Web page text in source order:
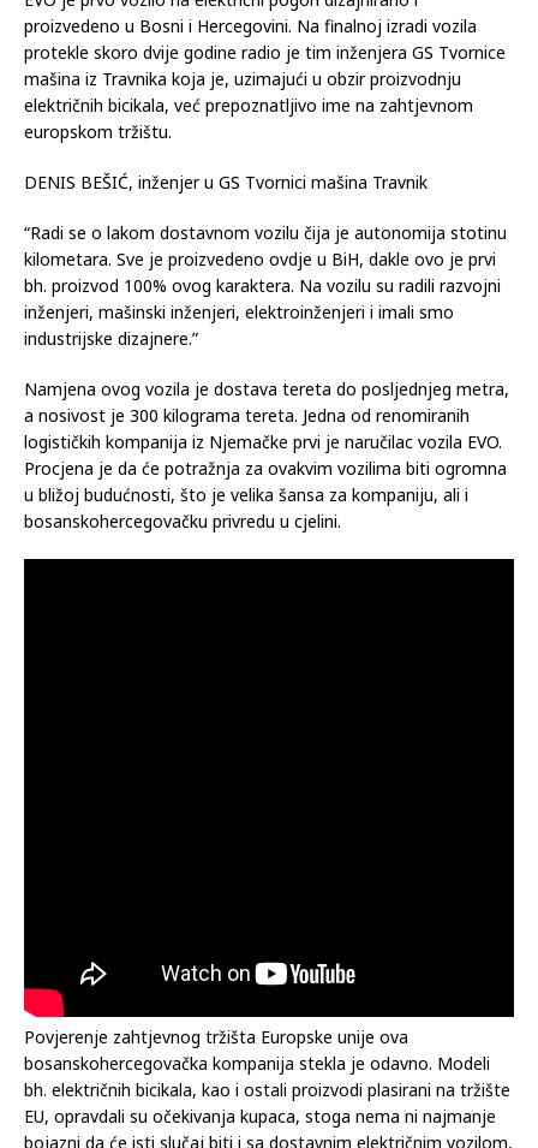
EVO je prvo vozilo na električni pogon dizajnirano i
proizvedeno u Bosni i Hercegovini. Na finalnoj izradi vozila
protekle skoro dvije godine radio je tim inženjera GS Tvornice
mašina iz Travnika koja je, uzimajući u obzir proizvodnju
električnih bicikala, već prepoznatljivo ime na zahtjevnom
europskom tržištu.
DENIS BEŠIĆ, inženjer u GS Tvornici mašina Travnik
“Radi se o lakom dostavnom vozilu čija je autonomija stotinu
kilometara. Sve je proizvedeno ovdje u BiH, dakle ovo je prvi
bh. proizvod 100% ovog karaktera. Na vozilu su radili razvojni
inženjeri, mašinski inženjeri, elektroinženjeri i imali smo
industrijske dizajnere.”
Namjena ovog vozila je dostava tereta do posljednjeg metra,
a nosivost je 300 kilograma tereta. Jedna od renomiranih
logističkih kompanija iz Njemačke prvi je naručilac vozila EVO.
Procjena je da će potražnja za ovakvim vozilima biti ogromna
u bližoj budućnosti, što je velika šansa za kompaniju, ali i
bosanskohercegovačku privredu u cjelini.
Povjerenje zahtjevnog tržišta Europske unije ova
bosanskohercegovačka kompanija stekla je odavno. Modeli
bh. električnih bicikala, kao i ostali proizvodi plasirani na tržište
EU, opravdali su očekivanja kupaca, stoga nema ni najmanje